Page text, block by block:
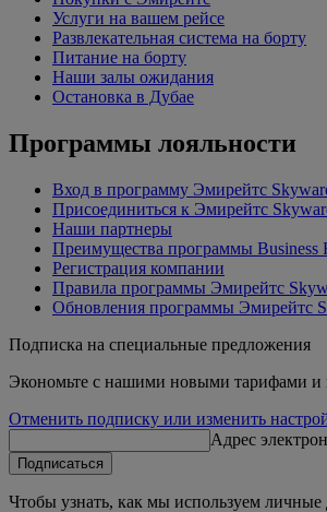
Услуги на вашем рейсе
Развлекательная система на борту
Питание на борту
Наши залы ожидания
Остановка в Дубае
Программы лояльности
Вход в программу Эмирейтс
Присоединиться к Эмирейтс
Наши партнеры
Преимущества программы Business
Регистрация компании
Правила программы Эмирейтс
Обновления программы Эмирейтс
Подписка на специальные предложения
Экономьте с нашими новыми тарифами и
Отменить подписку или изменить
Адрес
Подписаться
Чтобы узнать, как мы используем